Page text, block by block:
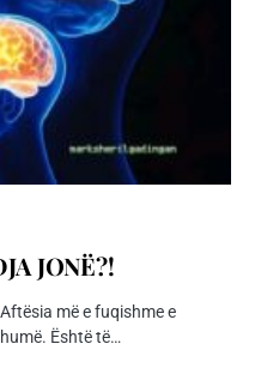
JONË?!
më e fuqishme e
Është të…